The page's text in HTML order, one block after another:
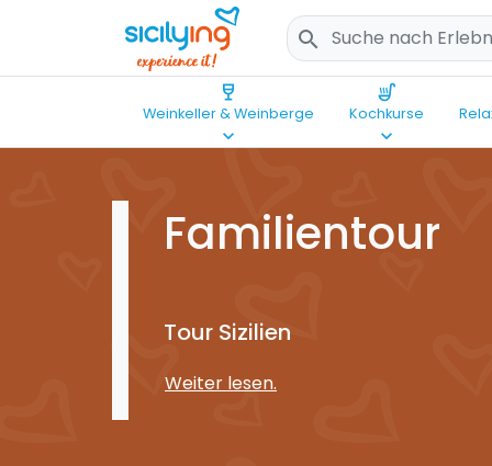
search
wine_bar
Weinkeller & Weinberge
keyboard_arrow_down
soup_kitchen
Kochkurse
keyboard_arrow_down
Familientour
Tour Sizilien
Weiter lesen.